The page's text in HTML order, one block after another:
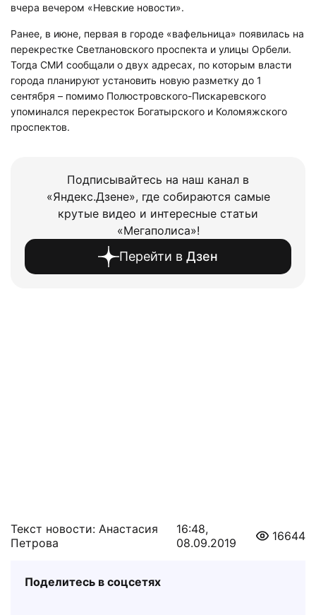
вчера вечером «Невские новости».
Ранее, в июне, первая в городе «вафельница» появилась на
перекрестке Светлановского проспекта и улицы Орбели.
Тогда СМИ сообщали о двух адресах, по которым власти
города планируют установить новую разметку до 1
сентября – помимо Полюстровского-Пискаревского
упоминался перекресток Богатырского и Коломяжского
проспектов.
Подписывайтесь на наш канал в
«Яндекс.Дзене», где собираются самые
крутые видео и интересные статьи
«Мегаполиса»!
Перейти в Дзен
Текст новости: Анастасия
Петрова
16:48,
08.09.2019
16644
Поделитесь в соцсетях